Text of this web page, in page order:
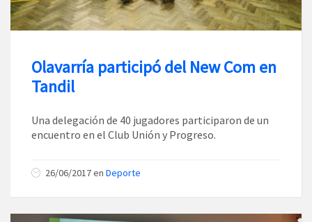
Olavarría participó del New Com en
Tandil
Una delegación de 40 jugadores participaron de un
encuentro en el Club Unión y Progreso.
26/06/2017en Deporte